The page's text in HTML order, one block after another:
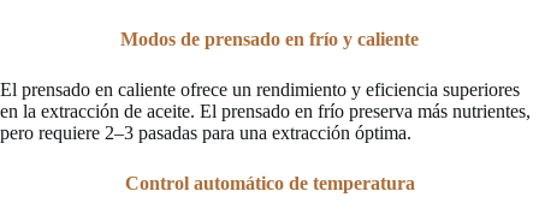
Modos de prensado en frío y caliente
El prensado en caliente ofrece un rendimiento y eficiencia superiores
en la extracción de aceite. El prensado en frío preserva más nutrientes,
pero requiere 2–3 pasadas para una extracción óptima.
Control automático de temperatura